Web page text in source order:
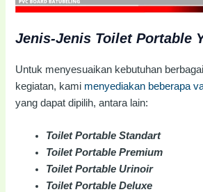
Jenis-Jenis Toilet Portable
Untuk menyesuaikan kebutuhan
kegiatan, kami menyediakan beberapa
yang dapat dipilih, antara lain:
Toilet Portable Standart
Toilet Portable Premium
Toilet Portable Urinoir
Toilet Portable Deluxe